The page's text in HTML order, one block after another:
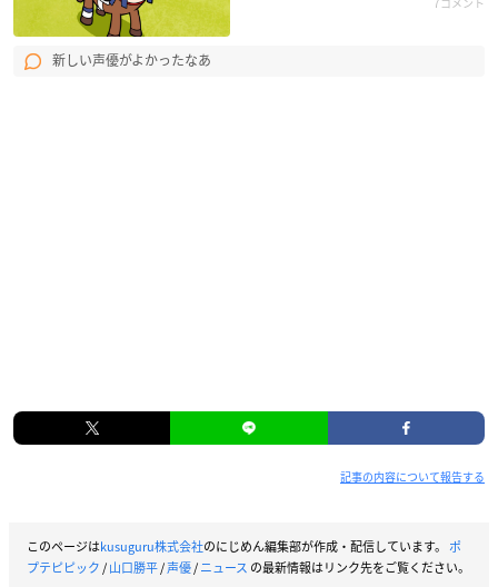
新しい声優がよかったなあ
記事の内容について報告する
このページはkusuguru株式会社のにじめん編集部が作成・配信しています。 ポ
プテピピック/山口勝平/声優/ニュース の最新情報はリンク先をご覧ください。